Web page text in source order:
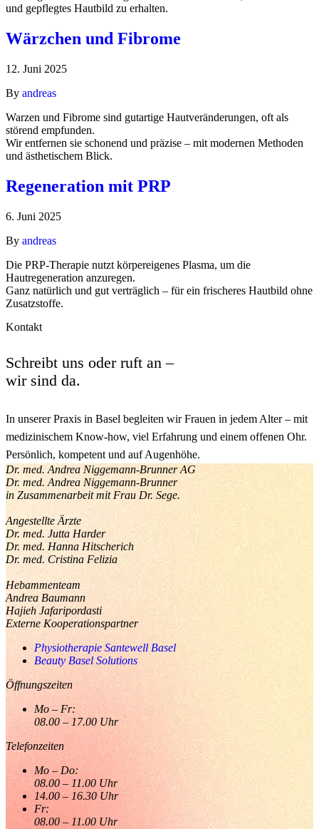
und gepflegtes Hautbild zu erhalten.
Wärzchen und Fibrome
12. Juni 2025
By andreas
Warzen und Fibrome sind gutartige Hautveränderungen, oft als
störend empfunden.
Wir entfernen sie schonend und präzise – mit modernen Methoden
und ästhetischem Blick.
Regeneration mit PRP
6. Juni 2025
By andreas
Die PRP-Therapie nutzt körpereigenes Plasma, um die
Hautregeneration anzuregen.
Ganz natürlich und gut verträglich – für ein frischeres Hautbild ohne
Zusatzstoffe.
Kontakt
Schreibt uns oder ruft an –
wir sind da.
In unserer Praxis in Basel begleiten wir Frauen in jedem Alter – mit
medizinischem Know-how, viel Erfahrung und einem offenen Ohr.
Persönlich, kompetent und auf Augenhöhe.
Dr. med. Andrea Niggemann-Brunner AG
Dr. med. Andrea Niggemann-Brunner
in Zusammenarbeit mit Frau Dr. Sege.
Angestellte Ärzte
Dr. med. Jutta Harder
Dr. med. Hanna Hitscherich
Dr. med. Cristina Felizia
Hebammenteam
Andrea Baumann
Hajieh Jafaripordasti
Externe Kooperationspartner
Physiotherapie Santewell Basel
Beauty Basel Solutions
Öffnungszeiten
Mo – Fr:
08.00 – 17.00 Uhr
Telefonzeiten
Mo – Do:
08.00 – 11.00 Uhr
14.00 – 16.30 Uhr
Fr:
08.00 – 11.00 Uhr